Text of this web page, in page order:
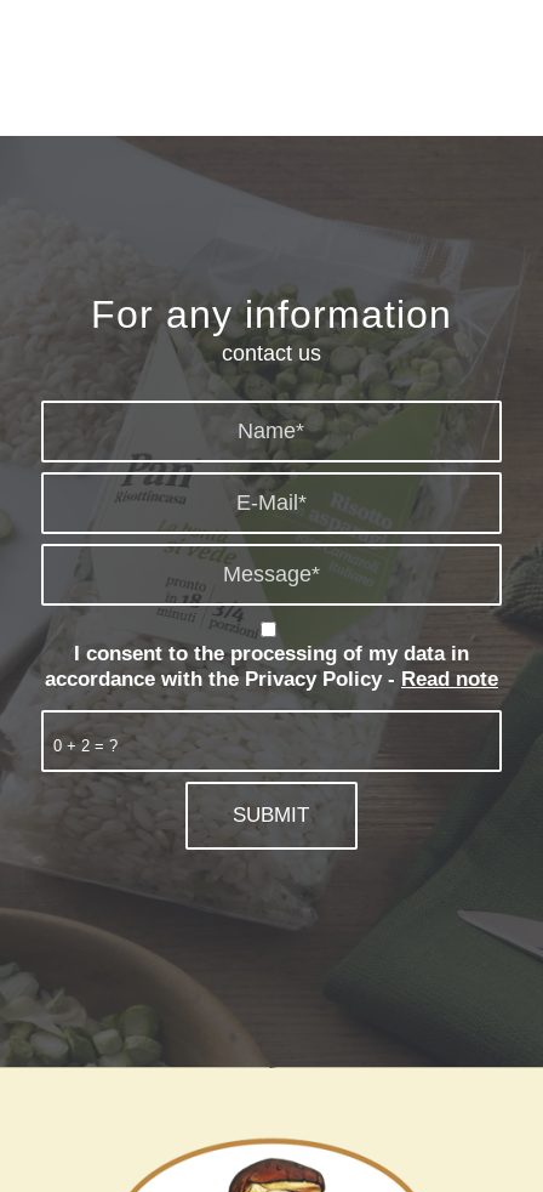
For any information
contact us
I consent to the processing of my data in
accordance with the Privacy Policy - Read note
0 + 2 = ?